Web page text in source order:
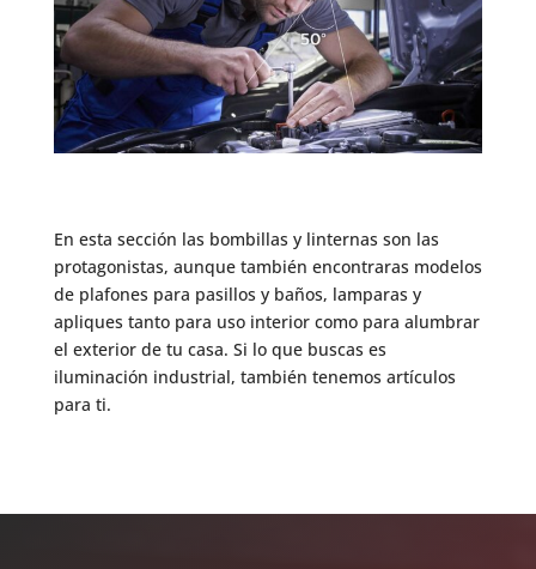
En esta sección las bombillas y linternas son las
protagonistas, aunque también encontraras modelos
de plafones para pasillos y baños, lamparas y
apliques tanto para uso interior como para alumbrar
el exterior de tu casa. Si lo que buscas es
iluminación industrial, también tenemos artículos
para ti.